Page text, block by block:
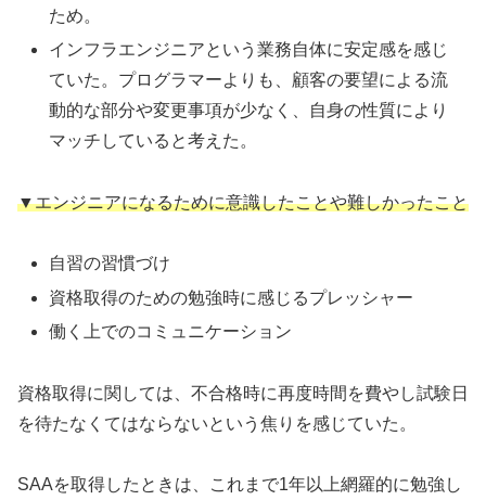
ため。
インフラエンジニアという業務自体に安定感を感じ
ていた。プログラマーよりも、顧客の要望による流
動的な部分や変更事項が少なく、自身の性質により
マッチしていると考えた。
▼エンジニアになるために意識したことや難しかったこと
自習の習慣づけ
資格取得のための勉強時に感じるプレッシャー
働く上でのコミュニケーション
資格取得に関しては、不合格時に再度時間を費やし試験日
を待たなくてはならないという焦りを感じていた。
SAAを取得したときは、これまで1年以上網羅的に勉強し